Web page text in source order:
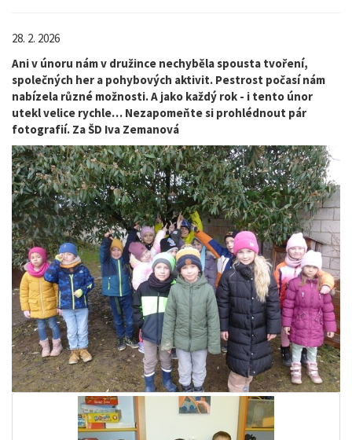
28. 2. 2026
Ani v únoru nám v družince nechyběla spousta tvoření,
společných her a pohybových aktivit. Pestrost počasí nám
nabízela různé možnosti. A jako každý rok - i tento únor
utekl velice rychle… Nezapomeňte si prohlédnout pár
fotografií. Za ŠD Iva Zemanová